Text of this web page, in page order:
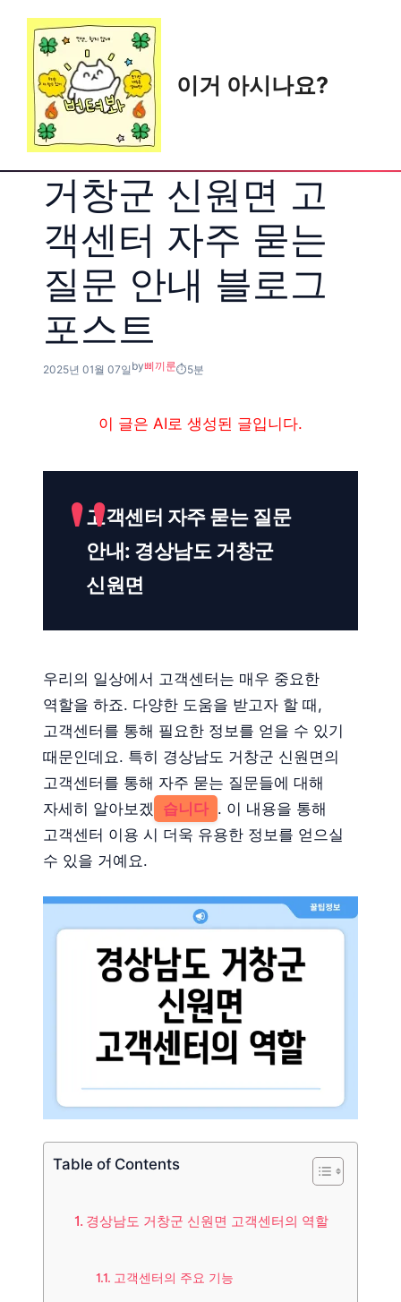
content
이거 아시나요?
거창군 신원면 고
객센터 자주 묻는
질문 안내 블로그
포스트
2025년 01월 07일 by삐끼룬 5분
이 글은 AI로 생성된 글입니다.
고객센터 자주 묻는 질문
안내: 경상남도 거창군
신원면
우리의 일상에서 고객센터는 매우 중요한
역할을 하죠. 다양한 도움을 받고자 할 때,
고객센터를 통해 필요한 정보를 얻을 수 있기
때문인데요. 특히 경상남도 거창군 신원면의
고객센터를 통해 자주 묻는 질문들에 대해
자세히 알아보겠
습니다 . 이 내용을 통해
고객센터 이용 시 더욱 유용한 정보를 얻으실
수 있을 거예요.
Table of Contents
경상남도 거창군 신원면 고객센터의 역할
고객센터의 주요 기능